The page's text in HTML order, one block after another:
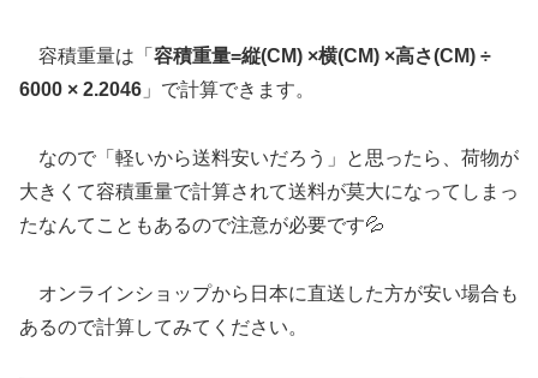
容積重量は「 容積重量=縦(CM) ×横(CM) ×高さ(CM) ÷
6000 × 2.2046 」で計算できます。
なので「軽いから送料安いだろう」と思ったら、荷物が
大きくて容積重量で計算されて送料が莫大になってしまっ
たなんてこともあるので注意が必要です💦
オンラインショップから日本に直送した方が安い場合も
あるので計算してみてください。